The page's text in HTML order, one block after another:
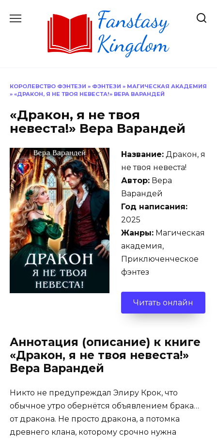
КОРОЛЕВСТВО ФЭНТЕЗИ » ФЭНТЕЗИ » МАГИЧЕСКАЯ АКАДЕМИЯ
» «ДРАКОН, Я НЕ ТВОЯ НЕВЕСТА!» ВЕРА ВАРАНДЕЙ
«Дракон, я не твоя
невеста!» Вера Варандей
Название: Дракон, я
не твоя невеста!
Автор: Вера
Варандей
Год написания:
2025
Жанры: Магическая
академия,
Приключенческое
фэнтез
Читать онлайн
Аннотация (описание) к книге
«Дракон, я не твоя невеста!»
Вера Варандей
Никто не предупреждал Элиру Крок, что
обычное утро обернётся объявлением брака…
от дракона. Не просто дракона, а потомка
древнего клана, которому срочно нужна